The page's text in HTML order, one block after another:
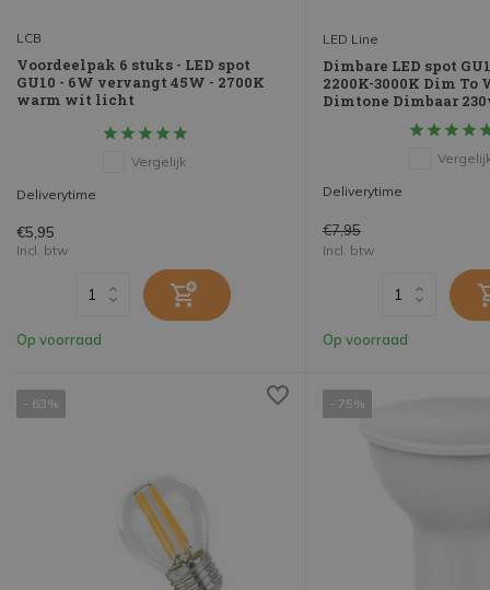
LCB
Voordeelpak 6 stuks - LED spot
GU10 - 6W vervangt 45W - 2700K
warm wit licht
Vergelijk
Deliverytime
€5,95
Incl. btw
Op voorraad
LED Line
Dimbare LED spot
2200K-3000K Dim To
Dimtone Dimbaar
Deliverytime
€7,95
Incl. btw
Op voorraad
- 63% - 75%